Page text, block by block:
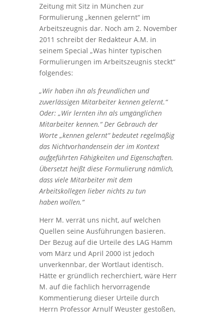
Zeitung mit Sitz in München zur
Formulierung „kennen gelernt“ im
Arbeitszeugnis dar. Noch am 2. November
2011 schreibt der Redakteur A.M. in
seinem Special „Was hinter typischen
Formulierungen im Arbeitszeugnis steckt“
folgendes:
„Wir haben ihn als freundlichen und
zuverlässigen Mitarbeiter kennen gelernt.“
Oder: „Wir lernten ihn als umgänglichen
Mitarbeiter kennen.“ Der Gebrauch der
Worte „kennen gelernt“ bedeutet regelmäßig
das Nichtvorhandensein der im Kontext
aufgeführten Fähigkeiten und Eigenschaften.
Übersetzt heißt diese Formulierung nämlich,
dass viele Mitarbeiter mit dem
Arbeitskollegen lieber nichts zu tun
haben wollen.“
Herr M. verrät uns nicht, auf welchen
Quellen seine Ausführungen basieren.
Der Bezug auf die Urteile des LAG Hamm
vom März und April 2000 ist jedoch
unverkennbar, der Wortlaut identisch.
Hätte er gründlich recherchiert, wäre Herr
M. auf die fachlich hervorragende
Kommentierung dieser Urteile durch
Herrn Professor Arnulf Weuster gestoßen,